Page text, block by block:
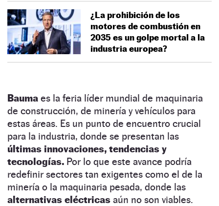
¿La prohibición de los
motores de combustión en
2035 es un golpe mortal a la
industria europea?
Bauma es la feria líder mundial de maquinaria
de construcción, de minería y vehículos para
estas áreas. Es un punto de encuentro crucial
para la industria, donde se presentan las
últimas innovaciones, tendencias y
tecnologías. Por lo que este avance podría
redefinir sectores tan exigentes como el de la
minería o la maquinaria pesada, donde las
alternativas eléctricas aún no son viables.